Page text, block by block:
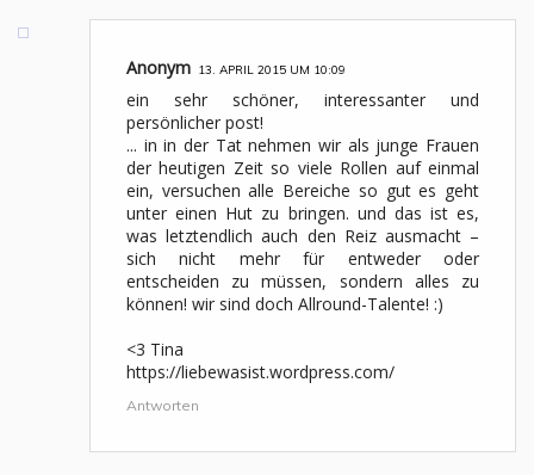
Anonym 13. APRIL 2015 UM 10:09
ein sehr schöner, interessanter und
persönlicher post!
... in in der Tat nehmen wir als junge Frauen
der heutigen Zeit so viele Rollen auf einmal
ein, versuchen alle Bereiche so gut es geht
unter einen Hut zu bringen. und das ist es,
was letztendlich auch den Reiz ausmacht –
sich nicht mehr für entweder oder
entscheiden zu müssen, sondern alles zu
können! wir sind doch Allround-Talente! :)
<3 Tina
https://liebewasist.wordpress.com/
Antworten